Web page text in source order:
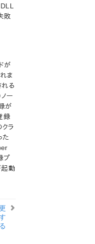
的な ソリューション
ミラーエンドポイントとし
ーをサポートしない
をクラスタリソースタイ
敗/遅延する
る
エラー
の GUI が起動しない
値
ラーリング
53がインスタンスタイ
敗
が
ま
る
ー
が
録
ラ
た
プ
起動
る